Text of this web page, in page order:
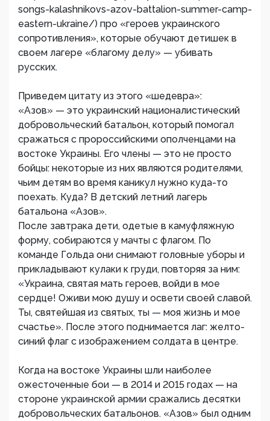
songs-kalashnikovs-azov-battalion-summer-camp-
eastern-ukraine/) про «героев украинского
сопротивления», которые обучают детишек в
своем лагере «благому делу» — убивать
русских.
Приведем цитату из этого «шедевра»:
«Азов» — это украинский националистический
добровольческий батальон, который помогал
сражаться с пророссийскими ополченцами на
востоке Украины. Его члены — это не просто
бойцы: некоторые из них являются родителями,
чьим детям во время каникул нужно куда-то
поехать. Куда? В детский летний лагерь
батальона «Азов».
После завтрака дети, одетые в камуфляжную
форму, собираются у мачты с флагом. По
команде Гольда они снимают головные уборы и
прикладывают кулаки к груди, повторяя за ним:
«Украина, святая мать героев, войди в мое
сердце! Оживи мою душу и освети своей славой.
Ты, святейшая из святых, ты — моя жизнь и мое
счастье». После этого поднимается лаг: желто-
синий флаг с изображением солдата в центре.
Когда на востоке Украины шли наиболее
ожесточенные бои — в 2014 и 2015 годах — на
стороне украинской армии сражались десятки
добровольческих батальонов. «Азов» был одним